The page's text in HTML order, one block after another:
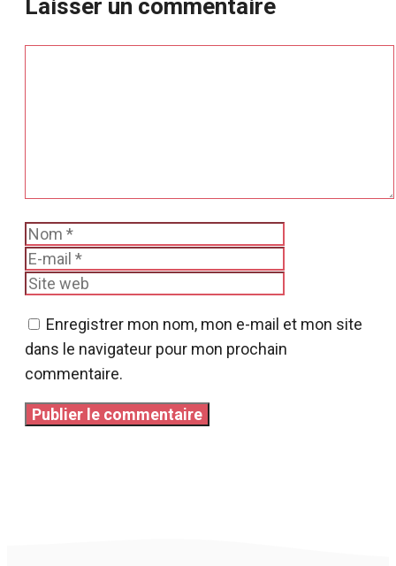
Laisser un commentaire
Nom
Enregistrer mon nom, mon e-mail et mon site
dans le navigateur pour mon prochain
commentaire.